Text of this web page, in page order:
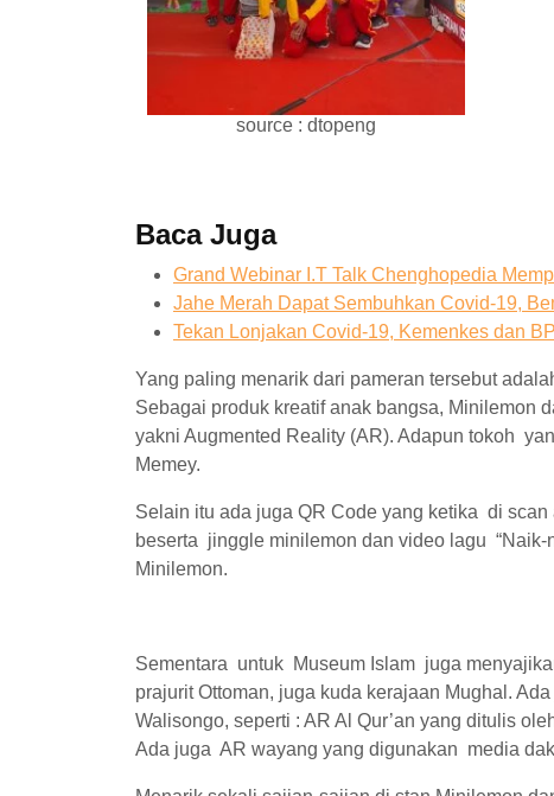
source : dtopeng
Baca Juga
Grand Webinar I.T Talk Chenghopedia
Jahe Merah Dapat Sembuhkan Covid-19,
Tekan Lonjakan Covid-19, Kemenkes dan
Yang paling menarik dari pameran tersebut
Sebagai produk kreatif anak bangsa, Minilemon
yakni Augmented Reality (AR). Adapun tokoh
Memey.
Selain itu ada juga QR Code yang ketika di
beserta jinggle minilemon dan video lagu
Minilemon.
Sementara untuk Museum Islam juga
prajurit Ottoman, juga kuda kerajaan Mughal.
Walisongo, seperti : AR Al Qur’an yang ditulis
Ada juga AR wayang yang digunakan media